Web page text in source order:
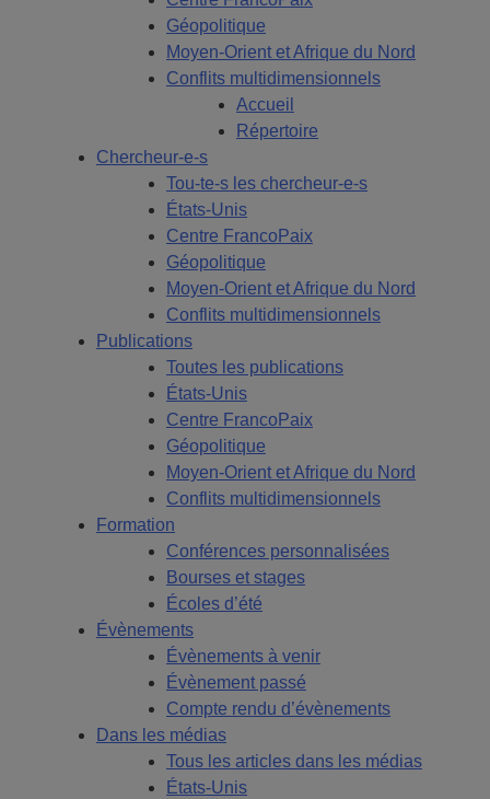
Géopolitique
Moyen-Orient et Afrique du Nord
Conflits multidimensionnels
Accueil
Répertoire
Chercheur-e-s
Tou-te-s les chercheur-e-s
États-Unis
Centre FrancoPaix
Géopolitique
Moyen-Orient et Afrique du Nord
Conflits multidimensionnels
Publications
Toutes les publications
États-Unis
Centre FrancoPaix
Géopolitique
Moyen-Orient et Afrique du Nord
Conflits multidimensionnels
Formation
Conférences personnalisées
Bourses et stages
Écoles d’été
Évènements
Évènements à venir
Évènement passé
Compte rendu d’évènements
Dans les médias
Tous les articles dans les médias
États-Unis